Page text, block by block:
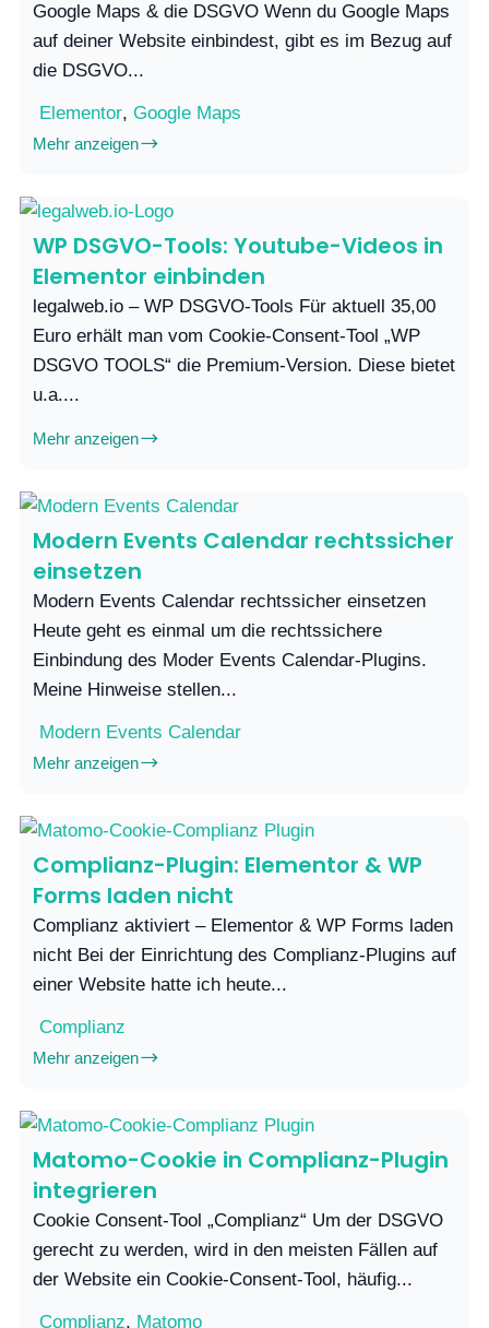
Google Maps & die DSGVO Wenn du Google Maps
auf deiner Website einbindest, gibt es im Bezug auf
die DSGVO...
Elementor, Google Maps
Mehr anzeigen
WP DSGVO-Tools: Youtube-Videos in
Elementor einbinden
legalweb.io – WP DSGVO-Tools Für aktuell 35,00
Euro erhält man vom Cookie-Consent-Tool „WP
DSGVO TOOLS“ die Premium-Version. Diese bietet
u.a....
Mehr anzeigen
Modern Events Calendar rechtssicher
einsetzen
Modern Events Calendar rechtssicher einsetzen
Heute geht es einmal um die rechtssichere
Einbindung des Moder Events Calendar-Plugins.
Meine Hinweise stellen...
Modern Events Calendar
Mehr anzeigen
Complianz-Plugin: Elementor & WP
Forms laden nicht
Complianz aktiviert – Elementor & WP Forms laden
nicht Bei der Einrichtung des Complianz-Plugins auf
einer Website hatte ich heute...
Complianz
Mehr anzeigen
Matomo-Cookie in Complianz-Plugin
integrieren
Cookie Consent-Tool „Complianz“ Um der DSGVO
gerecht zu werden, wird in den meisten Fällen auf
der Website ein Cookie-Consent-Tool, häufig...
Complianz, Matomo